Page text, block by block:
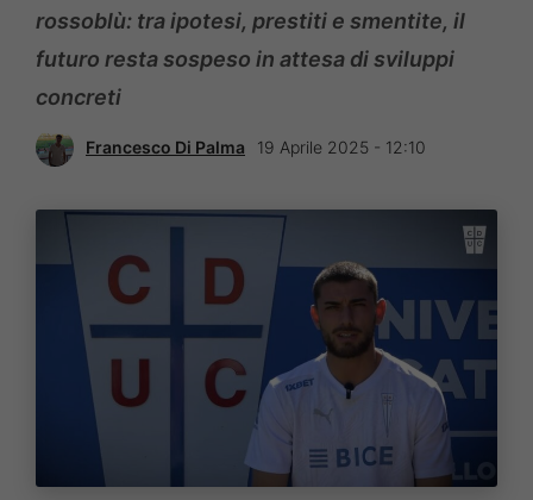
rossoblù: tra ipotesi, prestiti e smentite, il
futuro resta sospeso in attesa di sviluppi
concreti
Francesco Di Palma 19 Aprile 2025 - 12:10